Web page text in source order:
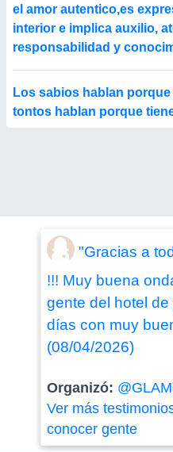
el amor autentico,es
interior e implica auxilio,
responsabilidad y
Los sabios hablan
tontos hablan porque
"Gracias a
!!! Muy buena
gente del hotel
días con muy
(08/04/2026)
Organizó:
Ver más
conocer gente